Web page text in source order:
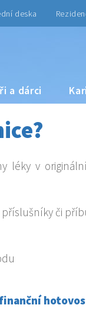
deska
a dárci
léky v
či